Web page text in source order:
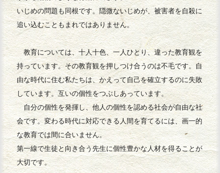
いじめの問題も同根です。隠微ないじめが、被害者を自殺に
追い込むこともまれではありません。
教育については、十人十色、一人ひとり、違った教育観を
持っています。その教育観を押しつけ合うのは不毛です。自
由な時代に住む私たちは、かえって自己を確立するのに失敗
しています。互いの個性をつぶしあっています。
自分の個性を発揮し、他人の個性を認める社会が自由な社
会です。変わる時代に対応できる人間を育てるには、画一的
な教育では間に合いません。
第一線で生徒と向き合う先生に個性豊かな人材を得ることが
大切です。